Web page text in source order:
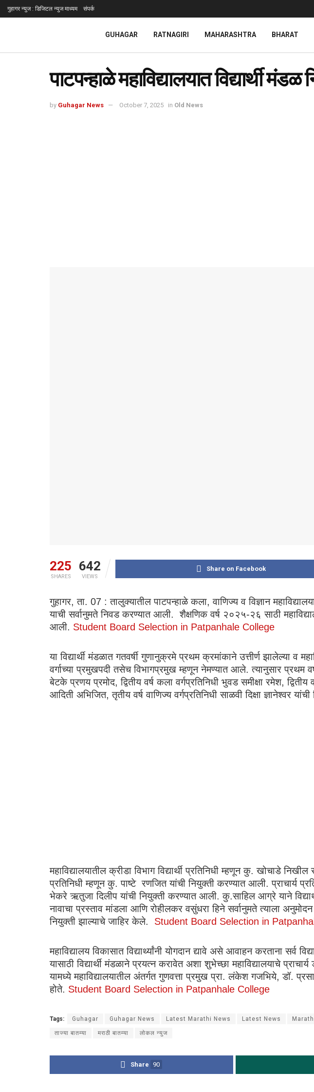
गुहागर न्युज : डिजिटल न्युज माध्यम संपर्क
GUHAGAR RATNAGIRI MAHARASHTRA BHARAT
पाटपन्हाळे महाविद्यालयात विद्यार्थी मंडळ
by Guhagar News October 7, 2025 in Old News
225
SHARES
642
VIEWS
Share on Facebook
गुहागर, ता. 07 : तालुक्यातील पाटपन्हाळे कला, वाणिज्य व विज्ञान
याची सर्वानुमते निवड करण्यात आली. शैक्षणिक वर्ष २०२५-२६ साठी
आली. Student Board Selection in Patpanhale College
या विद्यार्थी मंडळात गतवर्षी गुणानुक्रमे प्रथम क्रमांकाने उत्तीर्ण झालेल्या व
वर्गाच्या प्रमुखपदी तसेच विभागप्रमुख म्हणून नेमण्यात आले. त्यानुसार प्रथम
बेटके प्रणय प्रमोद, द्वितीय वर्ष कला वर्गप्रतिनिधी भुवड समीक्षा रमेश,
आदिती अभिजित, तृतीय वर्ष वाणिज्य वर्गप्रतिनिधी साळवी दिक्षा ज्ञानेश्वर
महाविद्यालयातील क्रीडा विभाग विद्यार्थी प्रतिनिधी म्हणून कु. खोचाडे
प्रतिनिधी म्हणून कु. पाष्टे रणजित यांची नियुक्ती करण्यात आली. प्राचार्य
भेकरे ऋतुजा दिलीप यांची नियुक्ती करण्यात आली. कु.साहिल आग्रे याने
नावाचा प्रस्ताव मांडला आणि रोहीलकर वसुंधरा हिने सर्वानुमते त्याला
नियुक्ती झाल्याचे जाहिर केले. Student Board Selection in
महाविद्यालय विकासात विद्यार्थ्यांनी योगदान द्यावे असे आवाहन करताना सर्व
यासाठी विद्यार्थी मंडळाने प्रयत्न करावेत अशा शुभेच्छा महाविद्यालयाचे प्राचार्य
यामध्ये महाविद्यालयातील अंतर्गत गुणवत्ता प्रमुख प्रा. लंकेश गजभिये, डॉ.
होते. Student Board Selection in Patpanhale College
Tags: Guhagar Guhagar News Latest Marathi News Latest News
ताज्या बातम्या मराठी बातम्या लोकल न्युज
Share 90